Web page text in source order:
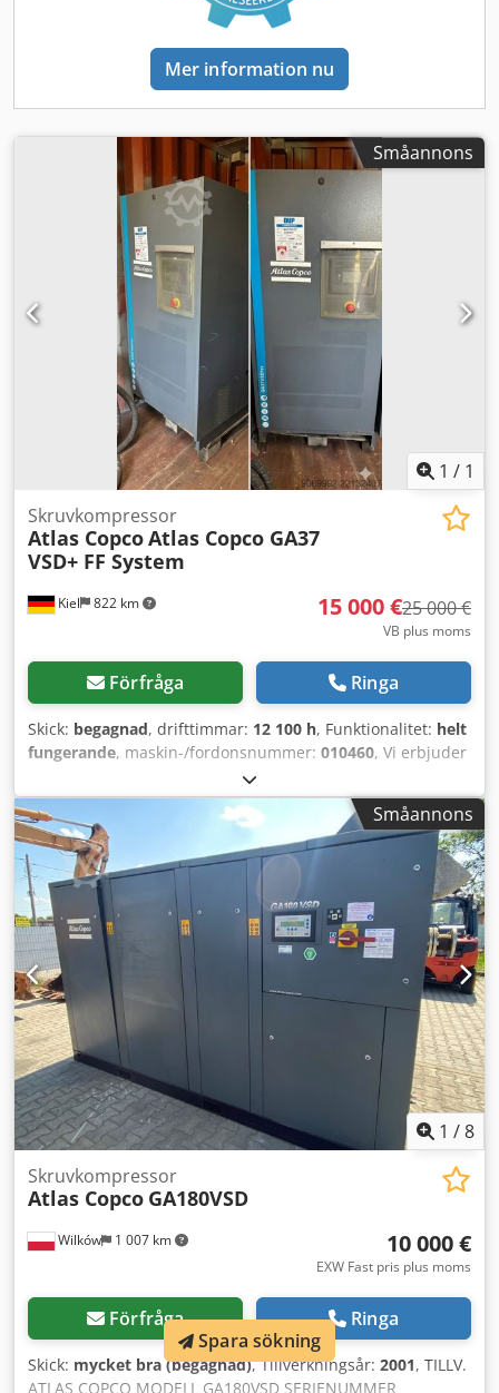
Mer information nu
Småannons
1 / 1
Kiel 822 km
Skruvkompressor
Atlas CopcoAtlas Copco GA37
VSD+ FF System
15 000 €25 000 €
VB plus moms
Förfråga Ringa
Skick: begagnad, drifttimmar: 12 100 h, Funktionalitet: helt
fungerande, maskin-/fordonsnummer: 010460, Vi erbjuder
en kraftfull industrikompressor av märket Atlas Copco till
försäljning. Enheten är begagnad, har regelbundet
underhållits av fackpersonal och är omedelbart driftsklar.
Tekniska data: Typ: GA37 VSD+ FF (VSD+-teknik för högsta
energieffektivitet) Codpfxszdqz Dj Adpjrf Drifttimmar: 12
100 timmar Skick: Begagnad, väl underhållen och
omedelbart driftsklar. Kompressorn kan efter
överenskommelse om tidpunkt gärna besiktigas på plats i
Kiel och testas under drift.
Småannons
1 /8
Wilków 1 007 km
Skruvkompressor
Atlas Copco GA180VSD
10 000 €
EXW Fast pris plus moms
Förfråga Ringa
Skick: mycket bra (begagnad), Tillverkningsår: 2001, TILLV.
ATLAS COPCO MODELL GA180VSD SERIENUMMER
Spara sökning